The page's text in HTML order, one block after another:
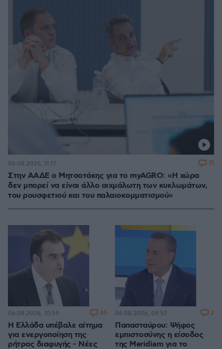
Στην ΑΑΔΕ ο Μητσοτάκης για το myAGRO: «Η χώρα
δεν μπορεί να είναι άλλο αιχμάλωτη των κυκλωμάτων,
του ρουσφετιού και του παλαιοκομματισμού»
06.08.2026, 11:17 71
Η Ελλάδα υπέβαλε αίτημα
για ενεργοποίηση της
ρήτρας διαφυγής - Νέες
06.08.2026, 10:59 65
Παπασταύρου: Ψήφος
εμπιστοσύνης η είσοδος
της Meridiam για το
06.08.2026, 09:57 2